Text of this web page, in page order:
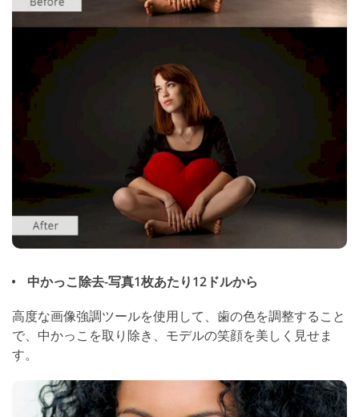
中かっこ除去-写真1枚あたり12ドルから
高度な画像強調ツールを使用して、歯の色を調整すること
で、中かっこを取り除き、モデルの笑顔を美しく見せま
す。